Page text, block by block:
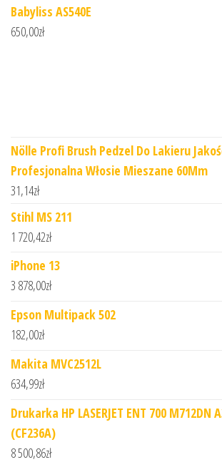
Babyliss AS540E
650,00zł
Nölle Profi Brush Pedzel Do Lakieru
Profesjonalna Włosie Mieszane 60Mm
31,14zł
Stihl MS 211
1 720,42zł
iPhone 13
3 878,00zł
Epson Multipack 502
182,00zł
Makita MVC2512L
634,99zł
Drukarka HP LASERJET ENT 700 M712DN
(CF236A)
8 500,86zł